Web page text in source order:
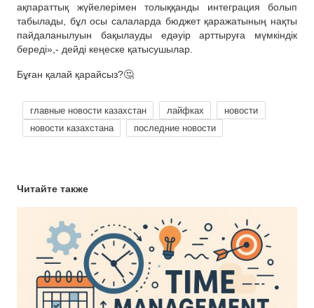
ақпараттық жүйелерімен толыққанды интеграция болып
табылады, бұл осы салаларда бюджет қаражатының нақты
пайдаланылуын бақылауды едәуір арттыруға мүмкіндік
береді»,- дейді кеңеске қатысушылар.
Бұған қалай қарайсыз?🤔
главные новости казахстан лайфках
новости
новости казахстана
последние новости
Читайте также